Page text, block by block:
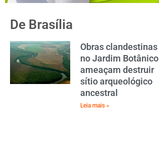
De Brasília
Obras clandestinas
no Jardim Botânico
ameaçam destruir
sítio arqueológico
ancestral
Leia mais »